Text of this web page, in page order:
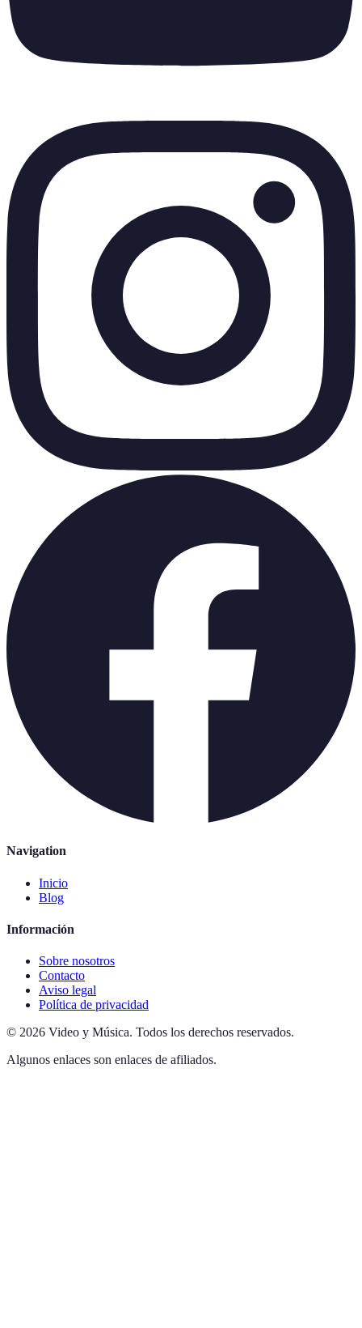
Navigation
Inicio
Blog
Información
Sobre nosotros
Contacto
Aviso legal
Política de privacidad
© 2026 Video y Música. Todos los derechos reservados.
Algunos enlaces son enlaces de afiliados.